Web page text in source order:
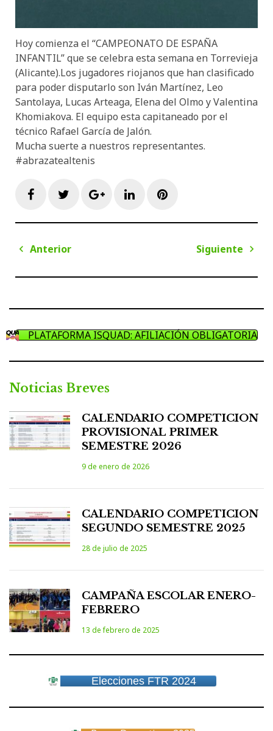
Hoy comienza el “CAMPEONATO DE ESPAÑA
INFANTIL” que se celebra esta semana en Torrevieja
(Alicante).Los jugadores riojanos que han clasificado
para poder disputarlo son Iván Martínez, Leo
Santolaya, Lucas Arteaga, Elena del Olmo y Valentina
Khomiakova. El equipo esta capitaneado por el
técnico Rafael García de Jalón.
Mucha suerte a nuestros representantes.
#abrazatealtenis
FacebookTwitterGoogle+LinkedInPinterest
Navegación
entradas
Anterior
Siguiente
PLATAFORMA ISQUAD: AFILIACIÓN OBLIGATORIA
Noticias Breves
CALENDARIO COMPETICION
PROVISIONAL PRIMER
SEMESTRE 2026
9 de enero de 2026
CALENDARIO COMPETICION
SEGUNDO SEMESTRE 2025
28 de julio de 2025
CAMPAÑA ESCOLAR ENERO-
FEBRERO
13 de febrero de 2025
Elecciones FTR 2024